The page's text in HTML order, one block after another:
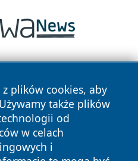
plików cookies, aby
także plików
od
w celach
i
Wszystkie prawa